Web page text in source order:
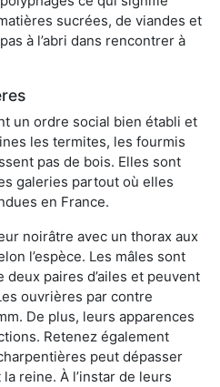
sucrées, de viandes et
à l’abri dans rencontrer à
un ordre social bien établi et
les termites, les fourmis
pas de bois. Elles sont
galeries partout où elles
en France.
noirâtre avec un thorax aux
l’espèce. Les mâles sont
paires d’ailes et peuvent
ouvrières par contre
De plus, leurs apparences
Retenez également
peut dépasser
reine. À l’instar de leurs